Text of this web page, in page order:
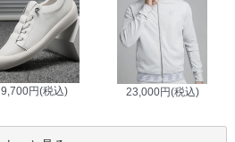
9,700円(税込) 23,000円(税込)